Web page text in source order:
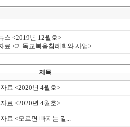
스 <2019년 12월호>
료 <기독교복음침례회와 사업>
제목
료 <2020년 4월호>
료 <2020년 4월호>
료 <모르면 빠지는 길...